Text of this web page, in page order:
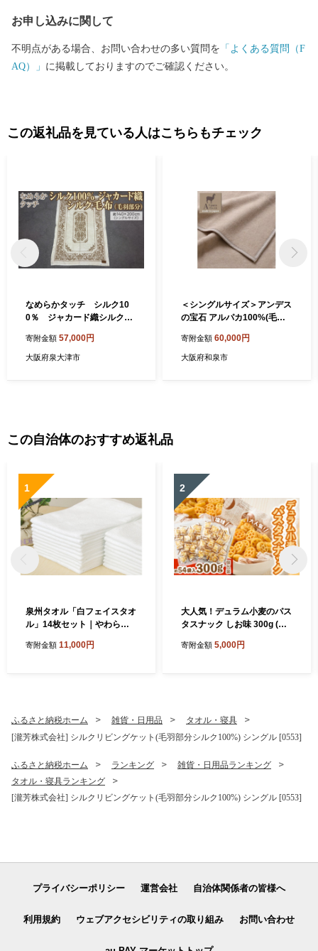
お申し込みに関して
不明点がある場合、お問い合わせの多い質問を 「よくある質問（F
AQ）」 に掲載しておりますのでご確認ください。
この返礼品を見ている人はこちらもチェック
なめらかタッチ シルク10
0％ ジャカード織シルク毛
m（シングルサイズ）FNM0
20
寄附金額 57,000円
大阪府泉大津市
＜シングルサイズ＞アンデス
の宝石 アルパカ100%(毛羽
S 【1417778】
寄附金額 60,000円
大阪府和泉市
この自治体のおすすめ返礼品
1
泉州タオル「白フェイスタオ
ル」14枚セット｜やわらか
性 普段使い 泉州タオル [381
寄附金額 11,000円
2
大人気！デュラム小麦のパス
タスナック しお味 300g (約5
個包装 パスタ スナック 塩味
寄附金額 5,000円
ふるさと納税ホーム 雑貨・日用品
タオル・寝具
[瀧芳株式会社] シルクリビングケット(毛羽部分シルク100%) シングル [0553]
ふるさと納税ホーム ランキング
雑貨・日用品ランキング
タオル・寝具ランキング
[瀧芳株式会社] シルクリビングケット(毛羽部分シルク100%) シングル [0553]
プライバシーポリシー 運営会社 自治体関係者の皆様へ
利用規約 ウェブアクセシビリティの取り組み お問い合わせ